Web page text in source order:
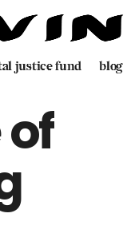
justice fund blog